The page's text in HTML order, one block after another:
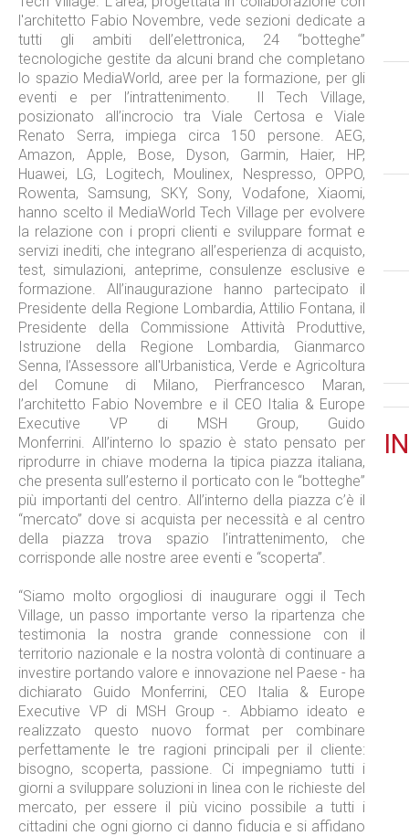
l'architetto Fabio Novembre, vede sezioni dedicate a
tutti gli ambiti dell’elettronica, 24 “botteghe”
tecnologiche gestite da alcuni brand che completano
lo spazio MediaWorld, aree per la formazione, per gli
eventi e per l’intrattenimento. Il Tech Village,
posizionato all’incrocio tra Viale Certosa e Viale
Renato Serra, impiega circa 150 persone. AEG,
Amazon, Apple, Bose, Dyson, Garmin, Haier, HP,
Huawei, LG, Logitech, Moulinex, Nespresso, OPPO,
Rowenta, Samsung, SKY, Sony, Vodafone, Xiaomi,
hanno scelto il MediaWorld Tech Village per evolvere
la relazione con i propri clienti e sviluppare format e
servizi inediti, che integrano all’esperienza di acquisto,
test, simulazioni, anteprime, consulenze esclusive e
formazione. All’inaugurazione hanno partecipato il
Presidente della Regione Lombardia, Attilio Fontana, il
Presidente della Commissione Attività Produttive,
Istruzione della Regione Lombardia, Gianmarco
Senna, l’Assessore all'Urbanistica, Verde e Agricoltura
del Comune di Milano, Pierfrancesco Maran,
l’architetto Fabio Novembre e il CEO Italia & Europe
Executive VP di MSH Group, Guido
Monferrini. All’interno lo spazio è stato pensato per
riprodurre in chiave moderna la tipica piazza italiana,
che presenta sull’esterno il porticato con le “botteghe”
più importanti del centro. All’interno della piazza c’è il
“mercato” dove si acquista per necessità e al centro
della piazza trova spazio l’intrattenimento, che
corrisponde alle nostre aree eventi e “scoperta”.
“Siamo molto orgogliosi di inaugurare oggi il Tech
Village, un passo importante verso la ripartenza che
testimonia la nostra grande connessione con il
territorio nazionale e la nostra volontà di continuare a
investire portando valore e innovazione nel Paese - ha
dichiarato Guido Monferrini, CEO Italia & Europe
Executive VP di MSH Group -. Abbiamo ideato e
realizzato questo nuovo format per combinare
perfettamente le tre ragioni principali per il cliente:
bisogno, scoperta, passione. Ci impegniamo tutti i
giorni a sviluppare soluzioni in linea con le richieste del
mercato, per essere il più vicino possibile a tutti i
cittadini che ogni giorno ci danno fiducia e si affidano
IN